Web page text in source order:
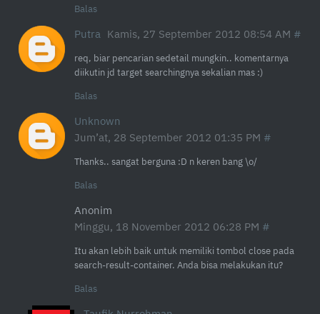
Balas
Putra Kamis, 27 September 2012 08:54 AM
req, biar pencarian sedetail mungkin.. komentarnya
diikutin jd target searchingnya sekalian mas :)
Balas
Unknown
Jum’at, 28 September 2012 01:35 PM
Thanks.. sangat berguna :D n keren bang \o/
Balas
Anonim
Minggu, 18 November 2012 06:28 PM
Itu akan lebih baik untuk memiliki tombol close pada
search-result-container. Anda bisa melakukan itu?
Balas